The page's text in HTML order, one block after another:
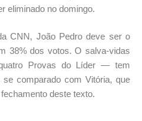
eliminado no domingo.
CNN, João Pedro deve ser o
38% dos votos. O salva-vidas
Provas do Líder — tem
comparado com Vitória, que
deste texto.